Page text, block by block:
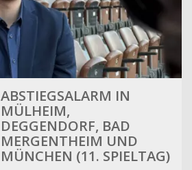
ABSTIEGSALARM IN
MÜLHEIM,
DEGGENDORF, BAD
MERGENTHEIM UND
MÜNCHEN (11. SPIELTAG)